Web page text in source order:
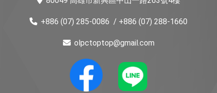
+886 (07) 285-0086 / +886 (07) 288-1660
olpctoptop@gmail.com